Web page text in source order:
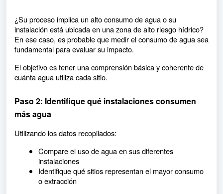
¿Su proceso implica un alto consumo de agua o su
instalación está ubicada en una zona de alto riesgo hídrico?
En ese caso, es probable que medir el consumo de agua sea
fundamental para evaluar su impacto.
El objetivo es tener una comprensión básica y coherente de
cuánta agua utiliza cada sitio.
Paso 2: Identifique qué instalaciones consumen
más agua
Utilizando los datos recopilados:
Compare el uso de agua en sus diferentes
instalaciones
Identifique qué sitios representan el mayor consumo
o extracción